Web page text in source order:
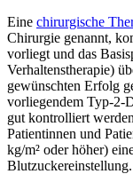
Eine chirurgische
Chirurgie genannt,
vorliegt und das
Verhaltenstherapie)
gewünschten Erfolg
vorliegendem Typ-2-
gut kontrolliert
Patientinnen und
kg/m² oder höher)
Blutzuckereinstellung.